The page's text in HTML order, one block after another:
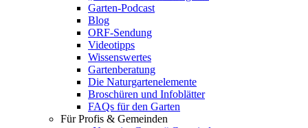
Garten-Podcast
Blog
ORF-Sendung
Videotipps
Wissenswertes
Gartenberatung
Die Naturgartenelemente
Broschüren und Infoblätter
FAQs für den Garten
Für Profis & Gemeinden